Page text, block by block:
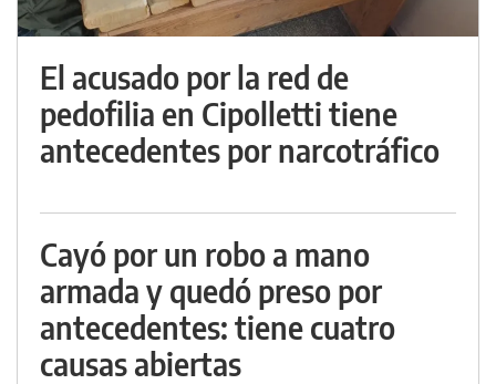
El acusado por la red de
pedofilia en Cipolletti tiene
antecedentes por narcotráfico
Cayó por un robo a mano
armada y quedó preso por
antecedentes: tiene cuatro
causas abiertas